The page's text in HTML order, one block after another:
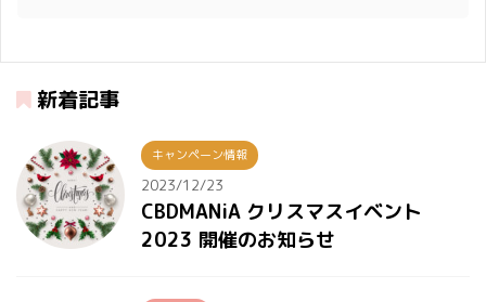
新着記事
キャンペーン情報
2023/12/23
CBDMANiA クリスマスイベント
2023 開催のお知らせ